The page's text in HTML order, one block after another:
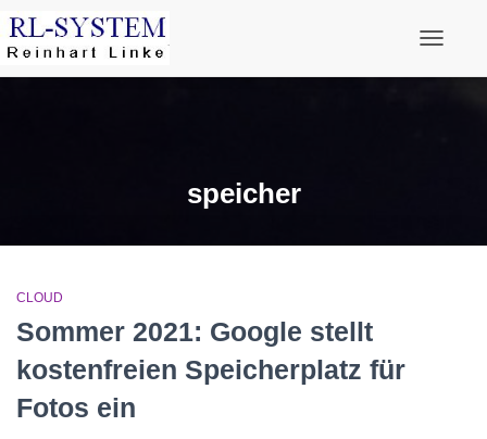
speicher
CLOUD
Sommer 2021: Google stellt
kostenfreien Speicherplatz für
Fotos ein